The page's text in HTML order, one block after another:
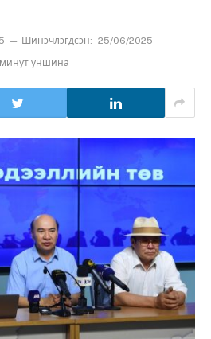
Шинэчлэгдсэн: 25/06/2025
уншина